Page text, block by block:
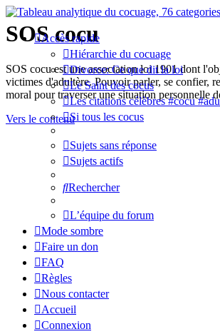
SOS cocu
SOS cocu est une association loi 1901 dont
victimes d'adultère. Pouvoir parler, se confier,
moral pour traverser une situation personnelle
Vers le contenu
Accès rapide
Hiérarchie du cocuage
Divorce: Ce que dit la loi
Le Saint des cocus
Les citations célèbres #cocu
Si tous les cocus
Sujets sans réponse
Sujets actifs
Rechercher
L’équipe du forum
Mode sombre
Faire un don
FAQ
Règles
Nous contacter
Accueil
Connexion